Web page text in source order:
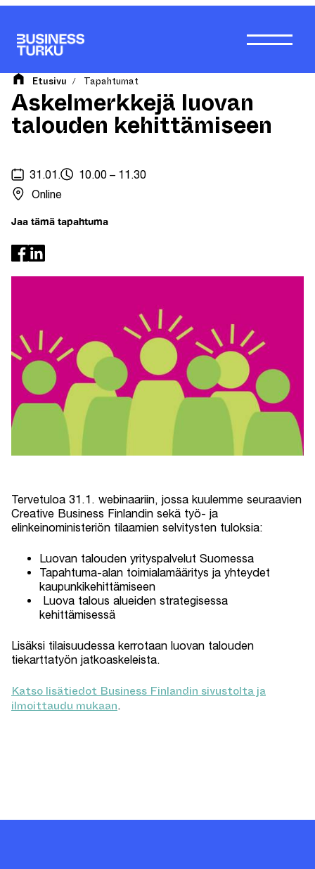
Etusivu / Tapahtumat
Askelmerkkejä luovan
talouden kehittämiseen
31.01.
10.00 – 11.30
Online
Jaa tämä tapahtuma
Tervetuloa 31.1. webinaariin, jossa kuulemme seuraavien
Creative Business Finlandin sekä työ- ja
elinkeinoministeriön tilaamien selvitysten tuloksia:
Luovan talouden yrityspalvelut Suomessa
Tapahtuma-alan toimialamääritys ja yhteydet
kaupunkikehittämiseen
Luova talous alueiden strategisessa
kehittämisessä
Lisäksi tilaisuudessa kerrotaan luovan talouden
tiekarttatyön jatkoaskeleista.
Katso lisätiedot Business Finlandin sivustolta ja
ilmoittaudu mukaan.